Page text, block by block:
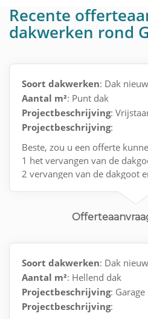
Recente
dakwerken rond
Soort dakwerken: Dak
Aantal m²: Punt dak
Projectbeschrijving:
Projectbeschrijving:
Beste, zou u een offerte
1 het vervangen van de
2 vervangen van de dakgoot
Soort dakwerken: Dak
Aantal m²: Hellend dak
Projectbeschrijving: Garage
Projectbeschrijving: